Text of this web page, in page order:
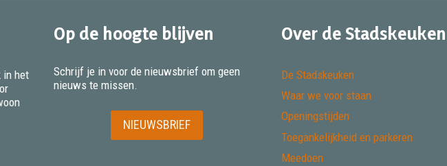
in het
Op de hoogte blijven
Schrijf je in voor de nieuwsbrief om geen
nieuws te missen.
NIEUWSBRIEF
Over de Stadskeuken
De Stadskeuken
Waar we voor staan
Openingstijden
Toegankelijkheid en parkeren
Meedoen